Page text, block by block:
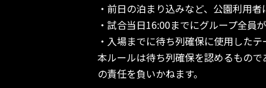
・前日の泊まり込みなど、公園利用
・試合当日16:00までにグループ全員
・入場までに待ち列確保に使用した
本ルールは待ち列確保を認めるもの
の責任を負いかねます。